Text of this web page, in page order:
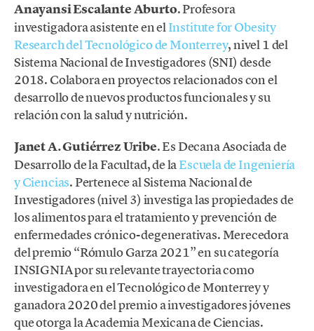
Anayansi Escalante Aburto. Profesora
investigadora asistente en elInstitute for Obesity
Research del Tecnológico de Monterrey, nivel 1 del
Sistema Nacional de Investigadores (SNI) desde
2018. Colabora en proyectos relacionados con el
desarrollo de nuevos productos funcionales y su
relación con la salud y nutrición.
Janet A. Gutiérrez Uribe. Es Decana Asociada de
Desarrollo de la Facultad, de la Escuela de Ingeniería
y Ciencias. Pertenece al Sistema Nacional de
Investigadores (nivel 3) investiga las propiedades de
los alimentos para el tratamiento y prevención de
enfermedades crónico-degenerativas. Merecedora
del premio “Rómulo Garza 2021” en su categoría
INSIGNIA por su relevante trayectoria como
investigadora en el Tecnológico de Monterrey y
ganadora 2020 del premio a investigadores jóvenes
que otorga la Academia Mexicana de Ciencias.